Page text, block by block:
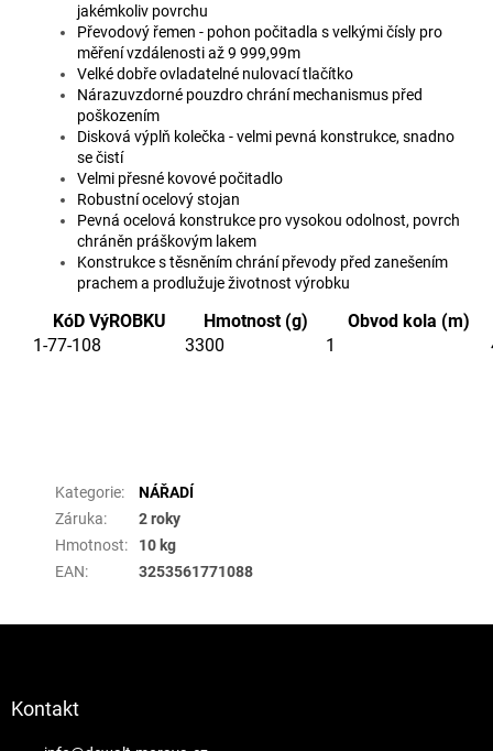
jakémkoliv povrchu
Převodový řemen - pohon počitadla s velkými čísly pro
měření vzdálenosti až 9 999,99m
Velké dobře ovladatelné nulovací tlačítko
Nárazuvzdorné pouzdro chrání mechanismus před
poškozením
Disková výplň kolečka - velmi pevná konstrukce, snadno
se čistí
Velmi přesné kovové počitadlo
Robustní ocelový stojan
Pevná ocelová konstrukce pro vysokou odolnost, povrch
chráněn práškovým lakem
Konstrukce s těsněním chrání převody před zanešením
prachem a prodlužuje životnost výrobku
KóD VýROBKU Hmotnost (g)
Obvod kola (m)
1-77-108
3300 1
Kategorie:
NÁŘADÍ
Záruka:
2 roky
Hmotnost:
10 kg
EAN: 3253561771088
Kontakt